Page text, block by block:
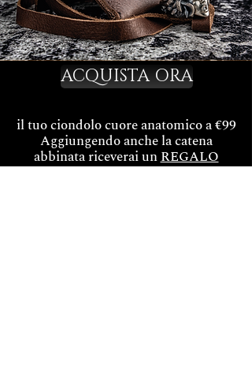
ACQUISTA ORA
il tuo ciondolo cuore anatomico a €99
Aggiungendo anche la catena
abbinata riceverai unREGALO
speciale